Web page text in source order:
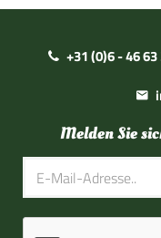
+31 (0)6 - 46 63
Melden Sie